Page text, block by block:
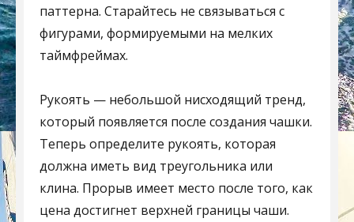
паттерна. Старайтесь не связываться с
фигурами, формируемыми на мелких
таймфреймах.
Рукоять — небольшой нисходящий тренд,
который появляется после создания чашки.
Теперь определите рукоять, которая
должна иметь вид треугольника или
клина. Прорыв имеет место после того, как
цена достигнет верхней границы чаши.